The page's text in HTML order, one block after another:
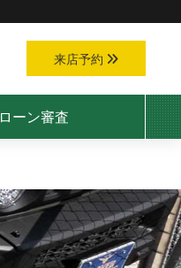
来店予約
ローン審査